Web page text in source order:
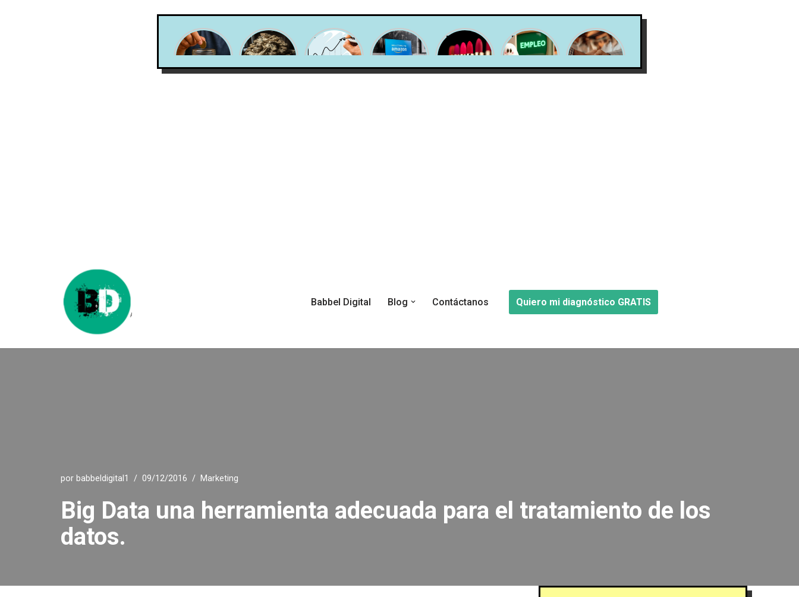
Estudio
Diagnóstico
capacidades
¿Tu
percepción
es realista?
¿Qué es un
portafolio
inversión y
SLA y
Amazon
campaña
El “efecto
labial” o
gente
Descubre
qué son los
fantasma y
X Job
Search
Babbel Digital Blog Contáctanos Quiero mi diagnóstico GRATIS
por babbeldigital1 09/12/2016 Marketing
Big Data una herramienta adecuada para el tratamiento de los
datos.